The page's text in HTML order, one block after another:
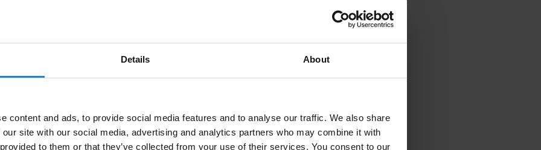
Details About
content and ads, to provide social media features and to analyse our traffic. We also share
site with our social media, advertising and analytics partners who may combine it with
to them or that they’ve collected from your use of their services. You consent to our
par MiR, vous avez la possibilité de développer
de MiR peuvent être intégrés de manière
vous offrant ainsi un avantage
manutention dans les entrepôts aux solutions
santé et de la vente au détail.